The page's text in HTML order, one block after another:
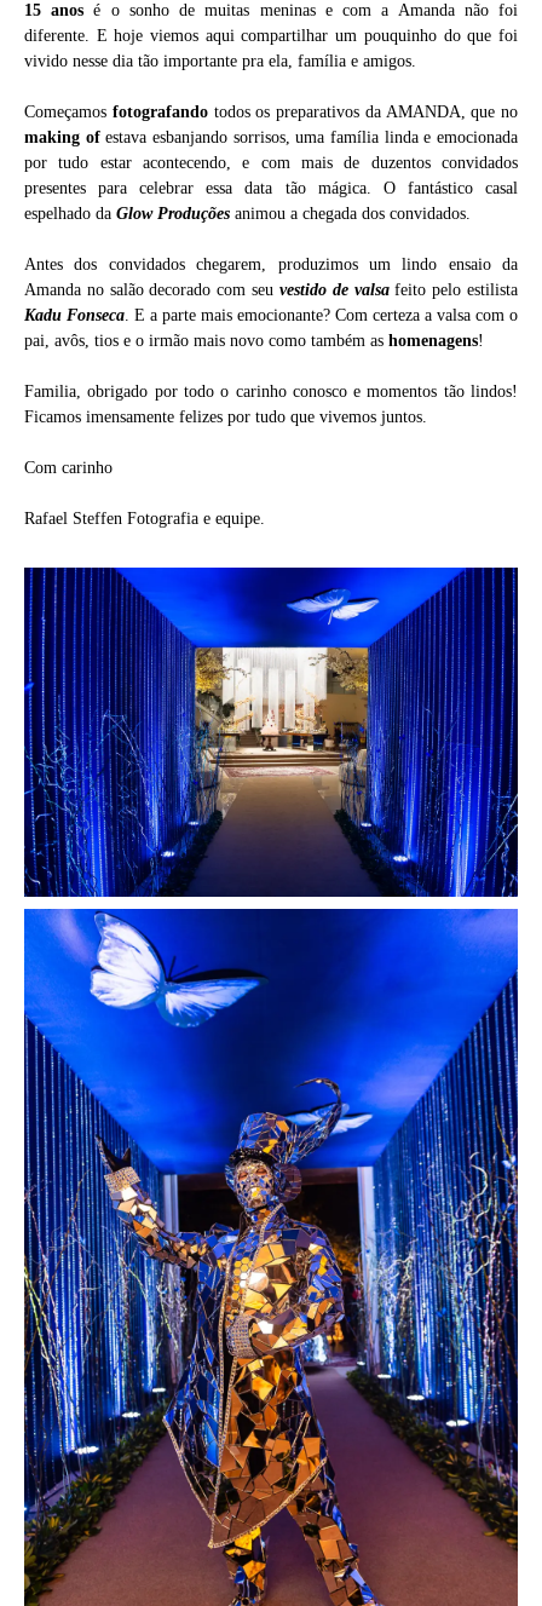
15 anos é o sonho de muitas meninas e com a Amanda não foi
diferente. E hoje viemos aqui compartilhar um pouquinho do que foi
vivido nesse dia tão importante pra ela, família e amigos.
Começamos fotografando todos os preparativos da AMANDA, que no
making ofestava esbanjando sorrisos, uma família linda e emocionada
por tudo estar acontecendo, e com mais de duzentos convidados
presentes para celebrar essa data tão mágica. O fantástico casal
espelhado da Glow Produções animou a chegada dos convidados.
Antes dos convidados chegarem, produzimos um lindo ensaio da
Amanda no salão decorado com seu vestido de valsafeito pelo estilista
Kadu Fonseca. E a parte mais emocionante? Com certeza a valsa com o
pai, avôs, tios e o irmão mais novo como também as homenagens!
Familia, obrigado por todo o carinho conosco e momentos tão lindos!
Ficamos imensamente felizes por tudo que vivemos juntos.
Com carinho
Rafael Steffen Fotografia e equipe.